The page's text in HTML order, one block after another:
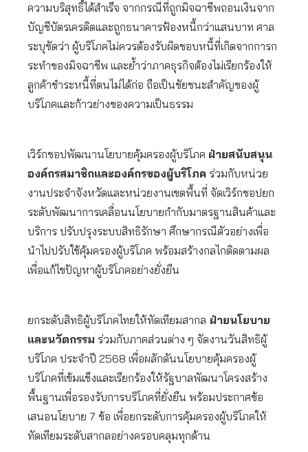
ความบริสุทธิ์ได้สำเร็จ จากกรณีที่ถูกมิจฉาชีพถอนเงินจาก
บัญชีบัตรเครดิตและถูกธนาคารฟ้องหนี้กว่าแสนบาท ศาล
ระบุชัดว่า ผู้บริโภคไม่ควรต้องรับผิดชอบหนี้ที่เกิดจากการก
ระทำของมิจฉาชีพ และย้ำว่าภาคธุรกิจต้องไม่เรียกร้องให้
ลูกค้าชำระหนี้ที่ตนไม่ได้ก่อ ถือเป็นชัยชนะสำคัญของผู้
บริโภคและก้าวย่างของความเป็นธรรม
เวิร์กชอปพัฒนานโยบายคุ้มครองผู้บริโภค ฝ่ายสนับสนุน
องค์กรสมาชิกและองค์กรของผู้บริโภค ร่วมกับหน่วย
งานประจำจังหวัดและหน่วยงานเขตพื้นที่ จัดเวิร์กชอปยก
ระดับพัฒนาการเคลื่อนนโยบายกำกับมาตรฐานสินค้าและ
บริการ ปรับปรุงระบบสิทธิรักษา ศึกษากรณีตัวอย่างเพื่อ
นำไปปรับใช้คุ้มครองผู้บริโภค พร้อมสร้างกลไกติดตามผล
เพื่อแก้ไขปัญหาผู้บริโภคอย่างยั่งยืน
ยกระดับสิทธิผู้บริโภคไทยให้ทัดเทียมสากล ฝ่ายนโยบาย
และนวัตกรรม ร่วมกับภาคส่วนต่าง ๆ จัดงานวันสิทธิผู้
บริโภค ประจำปี 2568 เพื่อผลักดันนโยบายคุ้มครองผู้
บริโภคที่เข้มแข็งและเรียกร้องให้รัฐบาลพัฒนาโครงสร้าง
พื้นฐานเพื่อรองรับการบริโภคที่ยั่งยืน พร้อมประกาศข้อ
เสนอนโยบาย 7 ข้อ เพื่อยกระดับการคุ้มครองผู้บริโภคให้
ทัดเทียมระดับสากลอย่างครอบคลุมทุกด้าน